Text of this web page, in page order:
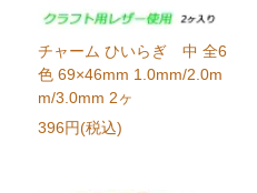
チャーム ひいらぎ 中 全6
色 69×46mm 1.0mm/2.0m
m/3.0mm 2ヶ
396円(税込)